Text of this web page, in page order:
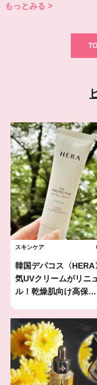
スキンケア
韓国デパコス〈HERA
気UVクリームがリニ
ル！乾燥肌向け高保…